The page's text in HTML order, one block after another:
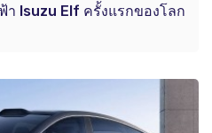
า Isuzu Elf ครั้งแรกของโลก